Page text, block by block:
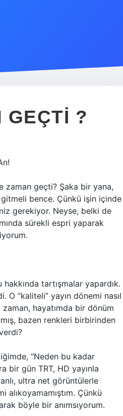
GEÇTI ?
zaman geçti? Şaka bir yana,
bence. Çünkü işin içinde
gerekiyor. Neyse, belki de
sürekli espri yaparak
tartışmalar yapardık.
O “kaliteli” yayın dönemi nasıl
hayatımda bir dönüm
bazen renkleri birbirinden
“Neden bu kadar
bir gün TRT, HD yayınla
ultra net görüntülerle
alıkoyamamıştım. Çünkü
böyle bir anımsıyorum.